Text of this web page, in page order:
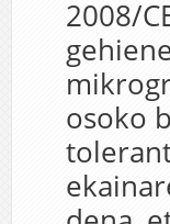
2008/
osoko